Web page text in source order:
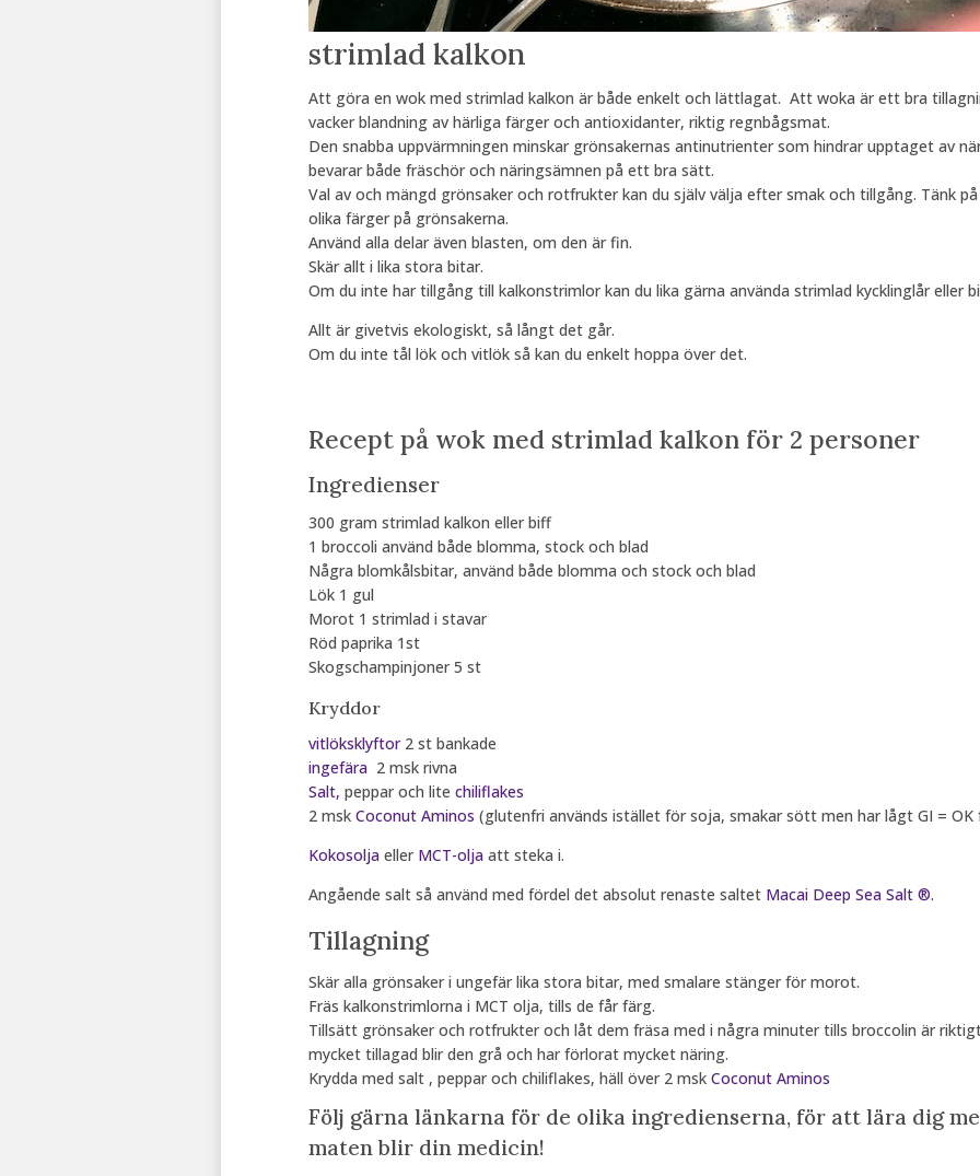
strimlad kalkon
Att göra en wok med strimlad kalkon är både enkelt och lättlagat. Att woka är ett bra
vacker blandning av härliga färger och antioxidanter, riktig regnbågsmat.
Den snabba uppvärmningen minskar grönsakernas antinutrienter som hindrar upptaget av
bevarar både fräschör och näringsämnen på ett bra sätt.
Val av och mängd grönsaker och rotfrukter kan du själv välja efter smak och tillgång. Tänk
olika färger på grönsakerna.
Använd alla delar även blasten, om den är fin.
Skär allt i lika stora bitar.
Om du inte har tillgång till kalkonstrimlor kan du lika gärna använda strimlad kycklinglår eller
Allt är givetvis ekologiskt, så långt det går.
Om du inte tål lök och vitlök så kan du enkelt hoppa över det.
Recept på wok med strimlad kalkon för 2 personer
Ingredienser
300 gram strimlad kalkon eller biff
1 broccoli använd både blomma, stock och blad
Några blomkålsbitar, använd både blomma och stock och blad
Lök 1 gul
Morot 1 strimlad i stavar
Röd paprika 1st
Skogschampinjoner 5 st
Kryddor
vitlöksklyftor2 st bankade
ingefära2 msk rivna
Salt, peppar och lite chiliflakes
2 msk Coconut Aminos (glutenfri används istället för soja, smakar sött men har lågt GI = OK
Kokosoljaeller MCT-oljaatt steka i.
Angående salt så använd med fördel det absolut renaste saltet Macai Deep Sea Salt ®.
Tillagning
Skär alla grönsaker i ungefär lika stora bitar, med smalare stänger för morot.
Fräs kalkonstrimlorna i MCT olja, tills de får färg.
Tillsätt grönsaker och rotfrukter och låt dem fräsa med i några minuter tills broccolin är
mycket tillagad blir den grå och har förlorat mycket näring.
Krydda med salt , peppar och chiliflakes, häll över 2 msk Coconut Aminos
Följ gärna länkarna för de olika ingredienserna, för att lära dig
maten blir din medicin!